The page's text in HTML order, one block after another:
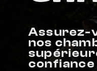
Assurez-
nos